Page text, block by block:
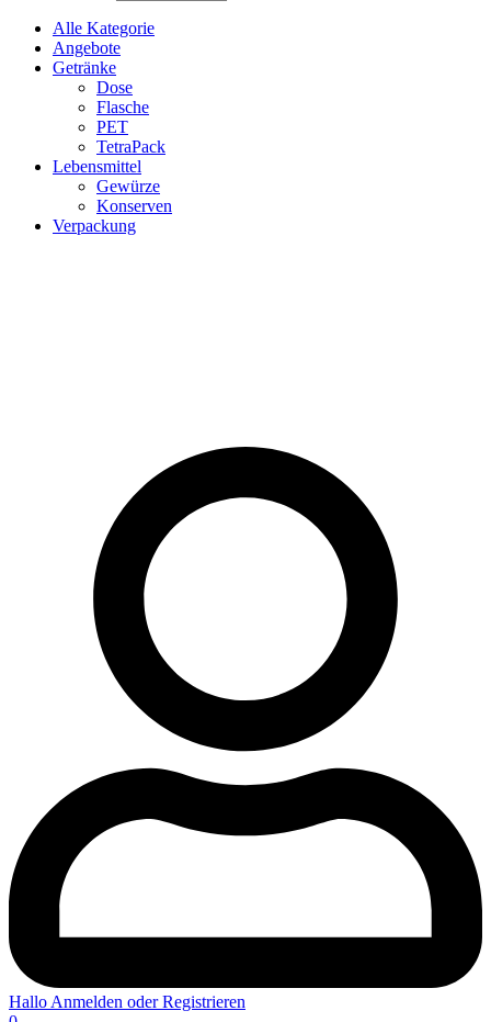
Alle Kategorie
Angebote
Getränke
Dose
Flasche
PET
TetraPack
Lebensmittel
Gewürze
Konserven
Verpackung
HalloAnmelden oder Registrieren